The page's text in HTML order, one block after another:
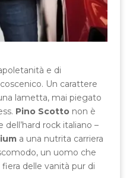
e di
Un carattere
lametta, mai piegato
Pino Scottonon è
rock italiano –
a una nutrita carriera
un uomo che
delle vanità pur di